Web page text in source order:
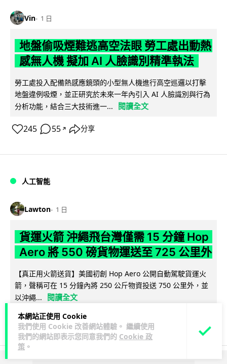
本網站正使用 Cookie
我們使用 Cookie 改善網站體驗。 繼續使用
我們的網站即表示您同意我們的 Cookie 政
策 。
Vin 1 日
地盤偷吸煙難逃高空法眼 勞工處出動熱
感無人機 擬加 AI 人臉識別精準執法
勞工處投入配備熱感應鏡頭的小型無人機進行高空巡邏以打擊
地盤違例吸煙，並正研究於未來一年內引入 AI 人臉識別與行為
分析功能，結合三大技術進一...
閱讀全文
245 55 ↗ 分享
人工智能
Lawton 1 日
貨運火箭 沖繩飛台灣僅需 15 分鐘 Hop
Aero 將 550 磅貨物運送至 725 公里外
【真正用火箭送貨】美國初創 Hop Aero 公開自動駕駛貨運火
箭，聲稱可在 15 分鐘內將 250 公斤物資投送 750 公里外，並
以沖繩...
閱讀全文
51 6↗ 分享